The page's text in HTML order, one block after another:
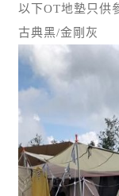
以下OT地墊只供
古典黑/金剛灰